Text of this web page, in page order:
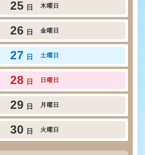
25 日 木曜日
26 日 金曜日
27 日 土曜日
28 日 日曜日
29 日 月曜日
30 日 火曜日